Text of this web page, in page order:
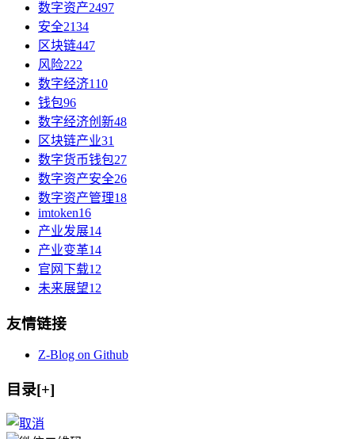
数字资产2497
安全2134
区块链447
风险222
数字经济110
钱包96
数字经济创新48
区块链产业31
数字货币钱包27
数字资产安全26
数字资产管理18
imtoken16
产业发展14
产业变革14
官网下载12
未来展望12
友情链接
Z-Blog on Github
目录[+]